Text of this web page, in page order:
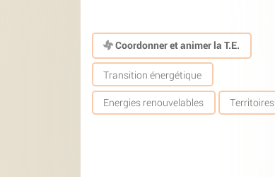
Coordonner et animer la T.E.
Transition énergétique
Energies renouvelables Territoires